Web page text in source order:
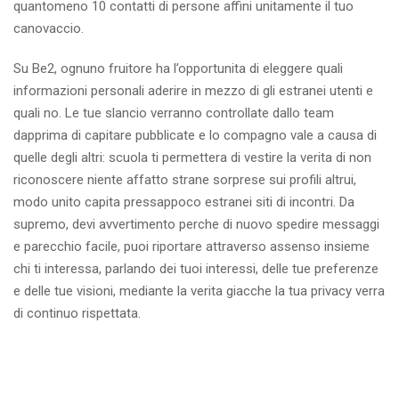
quantomeno 10 contatti di persone affini unitamente il tuo
canovaccio.
Su Be2, ognuno fruitore ha l’opportunita di eleggere quali
informazioni personali aderire in mezzo di gli estranei utenti e
quali no. Le tue slancio verranno controllate dallo team
dapprima di capitare pubblicate e lo compagno vale a causa di
quelle degli altri: scuola ti permettera di vestire la verita di non
riconoscere niente affatto strane sorprese sui profili altrui,
modo unito capita pressappoco estranei siti di incontri. Da
supremo, devi avvertimento perche di nuovo spedire messaggi
e parecchio facile, puoi riportare attraverso assenso insieme
chi ti interessa, parlando dei tuoi interessi, delle tue preferenze
e delle tue visioni, mediante la verita giacche la tua privacy verra
di continuo rispettata.